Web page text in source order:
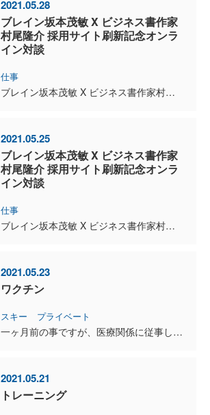
2021.05.28
ブレイン坂本茂敏 X ビジネス書作家
村尾隆介 採用サイト刷新記念オンラ
イン対談
仕事
ブレイン坂本茂敏 X ビジネス書作家村尾隆介 採用サイトリリース記念オンライン対談（全３回） ブレインが今採用に力を入れる理由VOL.2/3 ◆ムラオ： ブレインのクルーはユニークな経歴...
2021.05.25
ブレイン坂本茂敏 X ビジネス書作家
村尾隆介 採用サイト刷新記念オンラ
イン対談
仕事
ブレイン坂本茂敏 X ビジネス書作家村尾隆介 採用サイト刷新記念オンライン対談（全３回） ブレインが今採用に力を入れる理由VOL.1/3 ◆村尾隆介（以下ムラオ）： 採用試験で「推薦状を２...
2021.05.23
ワクチン
スキー プライベート
一ヶ月前の事ですが、医療関係に従事している長女が、コロナワクチンを接種。 接種後体調が悪くなり家族LINEに、「体調が悪くて買い物に行けないので、飲み物と食料を届けて欲しい」とSOS。 妻...
2021.05.21
トレーニング